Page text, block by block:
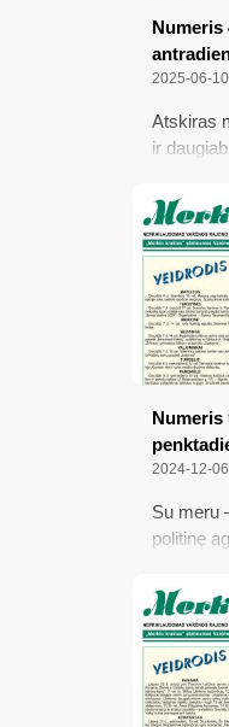
Numeris
2025-06-10
Atskiras
ir
negirdi...;
rajone
Numeris
2024-12-06
Su meru
politinę
negavo;
mokėti